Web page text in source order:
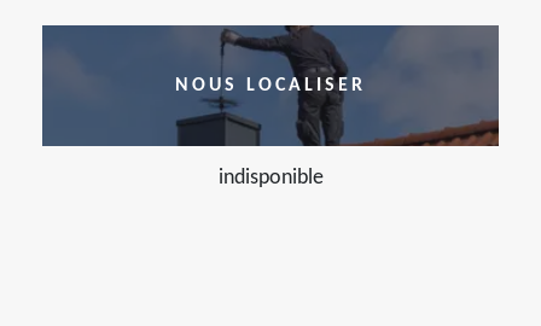
NOUS LOCALISER
indisponible